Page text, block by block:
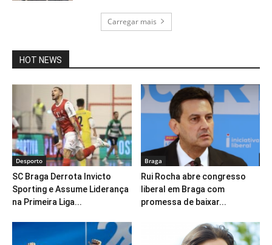
Carregar mais
HOT NEWS
Desporto
SC Braga Derrota Invicto
Sporting e Assume Liderança
na Primeira Liga...
Braga
Rui Rocha abre congresso
liberal em Braga com
promessa de baixar...